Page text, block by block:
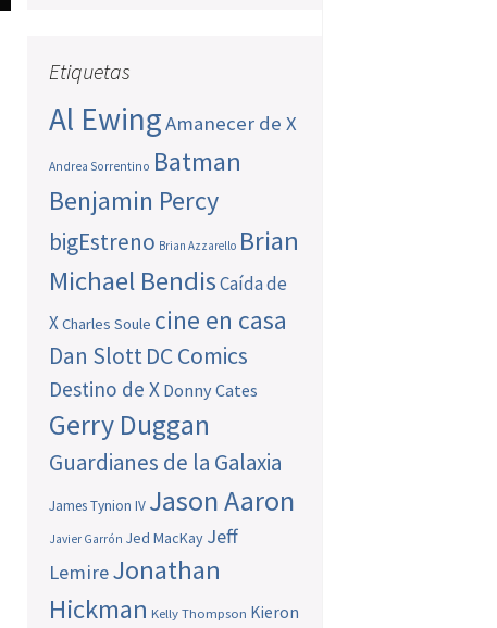
Etiquetas
Al EwingAmanecer de X
Andrea Sorrentino Batman
Benjamin Percy
bigEstreno Brian Azzarello Brian
Michael BendisCaída de
XCharles Soule cine en casa
Dan SlottDC Comics
Destino de X Donny Cates
Gerry Duggan
Guardianes de la Galaxia
James Tynion IV Jason Aaron
Javier Garrón Jed MacKay Jeff
LemireJonathan
Hickman Kelly Thompson Kieron